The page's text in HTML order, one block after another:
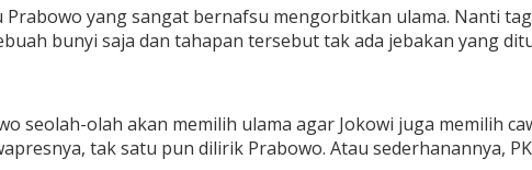
yang sangat bernafsu mengorbitkan ulama. Nanti
bunyi saja dan tahapan tersebut tak ada jebakan yang
seolah-olah akan memilih ulama agar Jokowi juga memilih
tak satu pun dilirik Prabowo. Atau sederhanannya,